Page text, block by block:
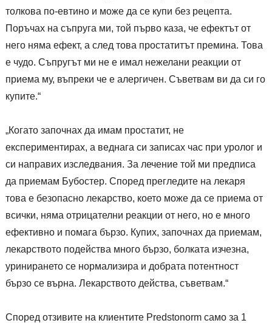
толкова по-евтино и може да се купи без рецепта.
Поръчах на съпруга ми, той първо каза, че ефектът от
него няма ефект, а след това простатитът премина. Това
е чудо. Съпругът ми не е имал нежелани реакции от
приема му, въпреки че е алергичен. Съветвам ви да си го
купите.“
„Когато започнах да имам простатит, не
експериментирах, а веднага си записах час при уролог и
си направих изследвания. За лечение той ми предписа
да приемам Бубостер. Според прегледите на лекаря
това е безопасно лекарство, което може да се приема от
всички, няма отрицателни реакции от него, но е много
ефективно и помага бързо. Купих, започнах да приемам,
лекарството подейства много бързо, болката изчезна,
уринирането се нормализира и добрата потентност
бързо се върна. Лекарството действа, съветвам.“
Според отзивите на клиентите Predstonorm само за 1